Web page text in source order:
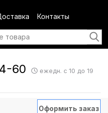
Контакты
60 ежедн. с 10 до 19
Оформить заказ